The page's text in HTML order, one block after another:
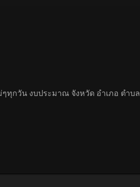
ทุกวัน งบประมาณ จังหวัด อำเภอ ตำบล